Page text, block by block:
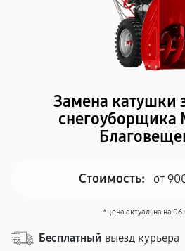
Замена катушки
снегоуборщика
Стоимость: от
*цена актуальна на
Бесплатный выезд курьера